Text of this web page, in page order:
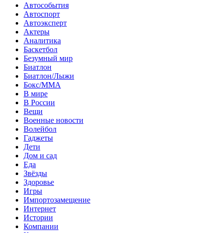
Автособытия
Автоспорт
Автоэксперт
Актеры
Аналитика
Баскетбол
Безумный мир
Биатлон
Биатлон/Лыжи
Бокс/MMA
В мире
В России
Вещи
Военные новости
Волейбол
Гаджеты
Дети
Дом и сад
Еда
Звёзды
Здоровье
Игры
Импортозамещение
Интернет
Истории
Компании